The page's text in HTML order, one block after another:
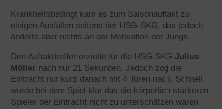
Krankheitsbedingt kam es zum Saisonauftakt zu
einigen Ausfällen seitens der HSG-SKG, das jedoch
änderte aber nichts an der Motivation der Jungs.
Den Auftakttreffer erzielte für die HSG-SKG Julius
Möller nach nur 21 Sekunden. Jedoch zog die
Eintracht nur kurz danach mit 4 Toren nach. Schnell
wurde bei dem Spiel klar das die körperlich stärkeren
Spieler der Eintracht nicht zu unterschätzen waren